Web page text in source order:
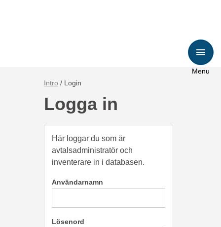
Menu
Länkstig,
Login
Intro Login
Logga in
Här loggar du som är
avtalsadministratör och
inventerare in i databasen.
Användarnamn
Lösenord